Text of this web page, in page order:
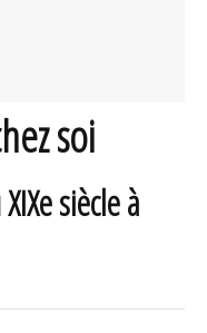
soi
siècle à